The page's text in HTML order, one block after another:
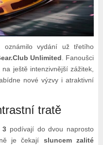
oznámilo vydání už třetího
Unlimited . Fanoušci
ještě intenzivnější zážitek,
nové výzvy i atraktivní
tratě
3podívají do dvou naprosto
je čekají sluncem zalité